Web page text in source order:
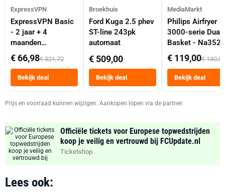
ExpressVPN
ExpressVPN Basic
- 2 jaar + 4
maanden
abonnement
€ 66,98€ 321,72
Bekijk deal
Broekhuis
Ford Kuga 2.5 phev
ST-line 243pk
automaat
€ 509,00
Bekijk deal
MediaMarkt
Philips Airfryer
3000-serie Dual
Basket -
Dubbele Mand 9
Tot 6 Personen
Heteluchtfriteuse
Zwart
€ 119,00€ 130,00
Bekijk deal
Prijs en voorraad kunnen wijzigen. Aankopen lopen via de partner.
Officiële tickets voor Europese topwedstrijden
koop je veilig en vertrouwd bij FCUpdate.nl
Ticketshop
Lees ook: